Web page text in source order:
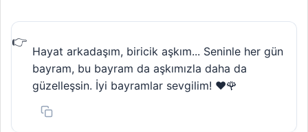
Hayat arkadaşım, biricik aşkım... Seninle her gün
bayram, bu bayram da aşkımızla daha da
güzelleşsin. İyi bayramlar sevgilim! ❤️🌹